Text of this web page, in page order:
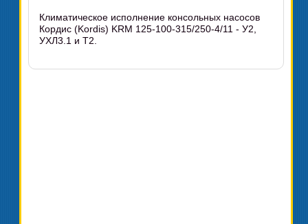
Климатическое исполнение консольных насосов
Кордис (Kordis) KRM 125-100-315/250-4/11 - У2,
УХЛ3.1 и Т2.